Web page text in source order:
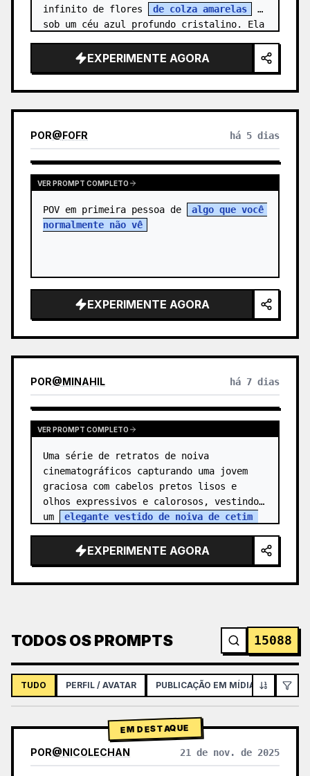
infinito de flores
de colza amarelas
sob um céu azul profundo cristalino. Ela
EXPERIMENTE AGORA
POR@FOFR há 5 dias
VER PROMPT COMPLETO
POV em primeira pessoa de
algo que você
normalmente não vê
EXPERIMENTE AGORA
POR@MINAHIL há 7 dias
VER PROMPT COMPLETO
Uma série de retratos de noiva
cinematográficos capturando uma jovem
graciosa com cabelos pretos lisos e
olhos expressivos e calorosos, vestindo
um
elegante vestido de noiva de cetim
EXPERIMENTE AGORA
TODOS OS PROMPTS 15088
TUDO PERFIL / AVATAR PUBLICAÇÃO EM MÍDIAS SOCIAIS
EM DESTAQUE
POR@NICOLECHAN 21 de nov. de 2025
VER RESULTADOS DE OUTROS MODELOS